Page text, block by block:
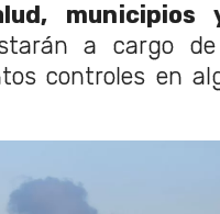
municipios
a cargo de
controles en